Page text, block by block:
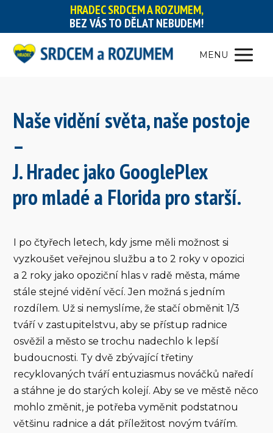
HRADEC SRDCEM A ROZUMEM,
BEZ VÁS TO DĚLAT NEBUDEM!
MENU
Naše vidění světa, naše postoje
–
J. Hradec jako GooglePlex
pro mladé a Florida pro starší.
I po čtyřech letech, kdy jsme měli možnost si
vyzkoušet veřejnou službu a to 2 roky v opozici
a 2 roky jako opoziční hlas v radě města, máme
stále stejné vidění věcí. Jen možná s jedním
rozdílem. Už si nemyslíme, že stačí obměnit 1/3
tváří v zastupitelstvu, aby se přístup radnice
osvěžil a město se trochu nadechlo k lepší
budoucnosti. Ty dvě zbývající třetiny
recyklovaných tváříentuziasmus nováčků naředí
a stáhne je do starých kolejí. Aby se ve městě něco
mohlo změnit, je potřeba vyměnit podstatnou
většinu radnice a dát příležitost novým tvářím.